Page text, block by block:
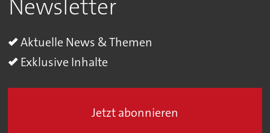
Newsletter
Aktuelle News & Themen
Exklusive Inhalte
Jetzt abonnieren